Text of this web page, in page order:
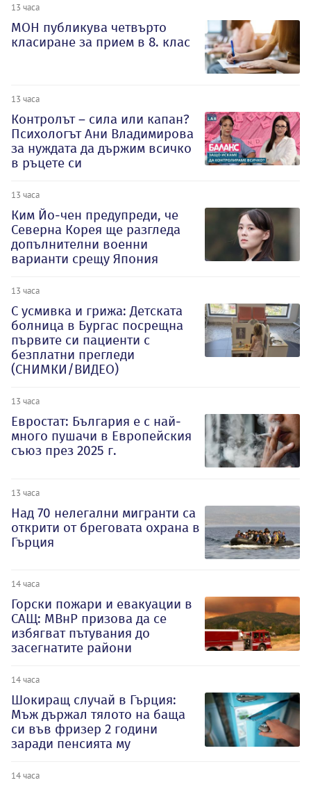
13 часа
МОН публикува четвърто
класиране за прием в 8. клас
13 часа
Контролът – сила или капан?
Психологът Ани Владимирова
за нуждата да държим всичко
в ръцете си
13 часа
Ким Йо-чен предупреди, че
Северна Корея ще разгледа
допълнителни военни
варианти срещу Япония
13 часа
С усмивка и грижа: Детската
болница в Бургас посрещна
първите си пациенти с
безплатни прегледи
(СНИМКИ/ВИДЕО)
13 часа
Евростат: България е с най-
много пушачи в Европейския
съюз през 2025 г.
13 часа
Над 70 нелегални мигранти са
открити от бреговата охрана в
Гърция
14 часа
Горски пожари и евакуации в
САЩ: МВнР призова да се
избягват пътувания до
засегнатите райони
14 часа
Шокиращ случай в Гърция:
Мъж държал тялото на баща
си във фризер 2 години
заради пенсията му
14 часа